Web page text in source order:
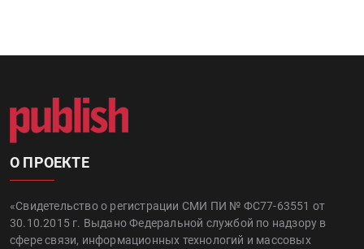
О ПРОЕКТЕ
«Свидетельство о регистрации СМИ ПИ № ФС77-63551 от
30.10.2015 г. Выдано Федеральной службой по надзору в
сфере связи, информационных технологий и массовых